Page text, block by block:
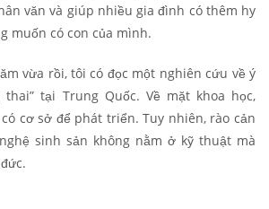
văn và giúp nhiều gia đình có thêm hy
muốn có con của mình.
vừa rồi, tôi có đọc một nghiên cứu về ý
tại Trung Quốc. Về mặt khoa học,
cơ sở để phát triển. Tuy nhiên, rào cản
sinh sản không nằm ở kỹ thuật mà